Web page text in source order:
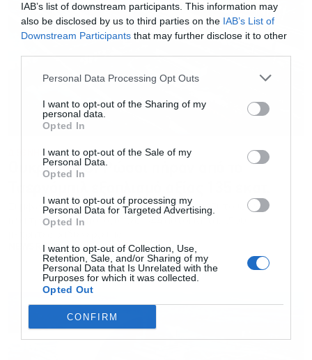
IAB’s list of downstream participants. This information may
also be disclosed by us to third parties on the IAB’s List of
Downstream Participants that may further disclose it to other
Personal Data Processing Opt Outs
I want to opt-out of the Sharing of my
personal data.
Opted In
I want to opt-out of the Sale of my
Personal Data.
Opted In
I want to opt-out of processing my
Personal Data for Targeted Advertising.
Opted In
I want to opt-out of Collection, Use,
Retention, Sale, and/or Sharing of my
Personal Data that Is Unrelated with the
Purposes for which it was collected.
Opted Out
CONFIRM
02.06.2022 - 19:27
Ουκρανία: Οι Ρώσοι πήραν από το
Σύμφωνα με ανακοίνωση οι Ρώσοι πήραν μαζί τους 690
ηλεκτρονικούς υπολογιστές, 344 αυτοκίνητα, 1.500
NEWSROOM